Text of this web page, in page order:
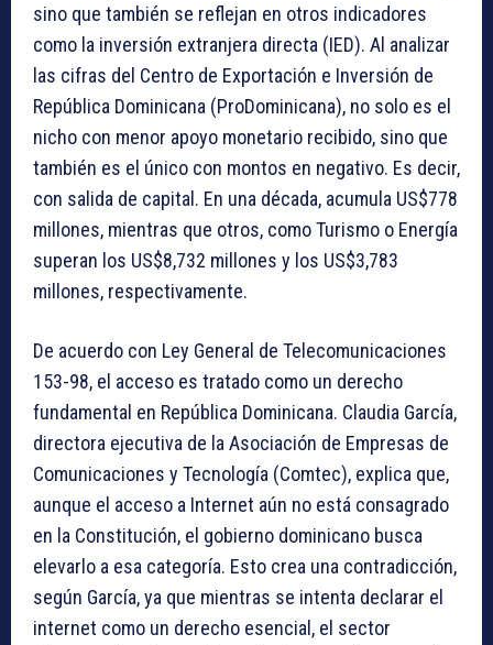
sino que también se reflejan en otros indicadores
como la inversión extranjera directa (IED). Al analizar
las cifras del Centro de Exportación e Inversión de
República Dominicana (ProDominicana), no solo es el
nicho con menor apoyo monetario recibido, sino que
también es el único con montos en negativo. Es decir,
con salida de capital. En una década, acumula US$778
millones, mientras que otros, como Turismo o Energía
superan los US$8,732 millones y los US$3,783
millones, respectivamente.
De acuerdo con Ley General de Telecomunicaciones
153-98, el acceso es tratado como un derecho
fundamental en República Dominicana. Claudia García,
directora ejecutiva de la Asociación de Empresas de
Comunicaciones y Tecnología (Comtec), explica que,
aunque el acceso a Internet aún no está consagrado
en la Constitución, el gobierno dominicano busca
elevarlo a esa categoría. Esto crea una contradicción,
según García, ya que mientras se intenta declarar el
internet como un derecho esencial, el sector